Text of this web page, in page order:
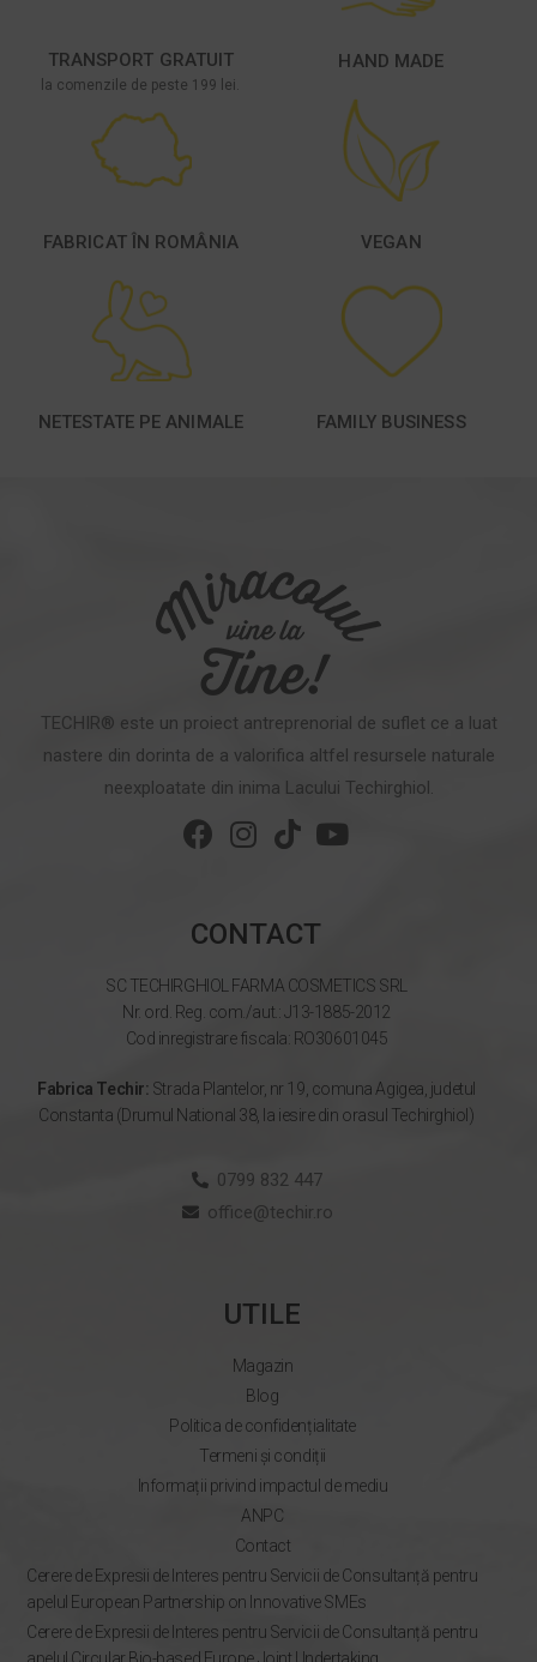
TRANSPORT GRATUIT
la comenzile de peste 199 lei.
HAND MADE
FABRICAT ÎN ROMÂNIA VEGAN
NETESTATE PE ANIMALE FAMILY BUSINESS
TECHIR® este un proiect antreprenorial de suflet ce a luat
nastere din dorinta de a valorifica altfel resursele naturale
neexploatate din inima Lacului Techirghiol.
CONTACT
SC TECHIRGHIOL FARMA COSMETICS SRL
Nr. ord. Reg. com./aut.: J13-1885-2012
Cod inregistrare fiscala: RO30601045
Fabrica Techir: Strada Plantelor, nr 19, comuna Agigea, judetul
Constanta (Drumul National 38, la iesire din orasul Techirghiol)
0799 832 447
office@techir.ro
UTILE
Magazin
Blog
Politica de confidențialitate
Termeni și condiții
Informații privind impactul de mediu
ANPC
Contact
Cerere de Expresii de Interes pentru Servicii de Consultanță pentru
apelul European Partnership on Innovative SMEs
Cerere de Expresii de Interes pentru Servicii de Consultanță pentru